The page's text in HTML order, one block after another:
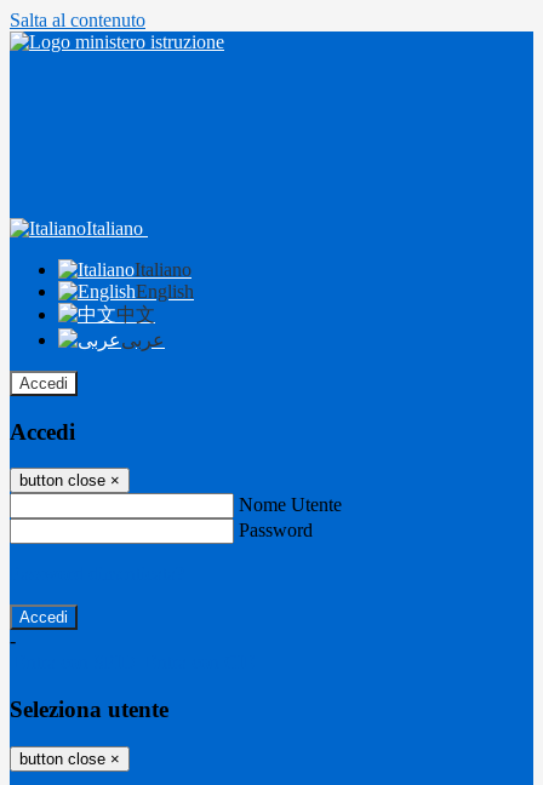
Salta al contenuto
Italiano
Italiano
English
中文
عربى
Accedi
Accedi
button close ×
Nome Utente
Password
-
Seleziona utente
button close ×